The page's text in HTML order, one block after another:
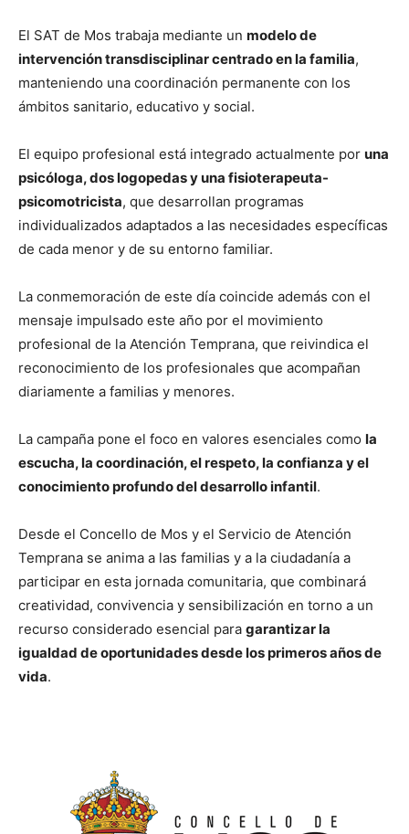
El SAT de Mos trabaja mediante un modelo de
intervención transdisciplinar centrado en la familia,
manteniendo una coordinación permanente con los
ámbitos sanitario, educativo y social.
El equipo profesional está integrado actualmente por una
psicóloga, dos logopedas y una fisioterapeuta-
psicomotricista, que desarrollan programas
individualizados adaptados a las necesidades específicas
de cada menor y de su entorno familiar.
La conmemoración de este día coincide además con el
mensaje impulsado este año por el movimiento
profesional de la Atención Temprana, que reivindica el
reconocimiento de los profesionales que acompañan
diariamente a familias y menores.
La campaña pone el foco en valores esenciales como la
escucha, la coordinación, el respeto, la confianza y el
conocimiento profundo del desarrollo infantil.
Desde el Concello de Mos y el Servicio de Atención
Temprana se anima a las familias y a la ciudadanía a
participar en esta jornada comunitaria, que combinará
creatividad, convivencia y sensibilización en torno a un
recurso considerado esencial para garantizar la
igualdad de oportunidades desde los primeros años de
vida.